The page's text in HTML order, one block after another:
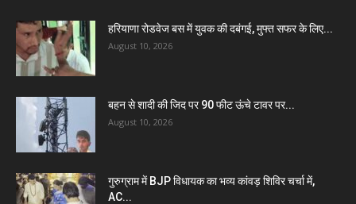
हरियाणा रोडवेज बस में युवक की दबंगई, मुफ्त सफर के लिए...
August 10, 2026
बहन से शादी की जिद पर 90 फीट ऊंचे टावर पर...
August 10, 2026
गुरुग्राम में BJP विधायक का भव्य कांवड़ शिविर चर्चा में,
AC...